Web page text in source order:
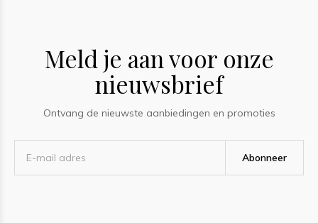
Meld je aan voor onze
nieuwsbrief
Ontvang de nieuwste aanbiedingen en promoties
Abonneer